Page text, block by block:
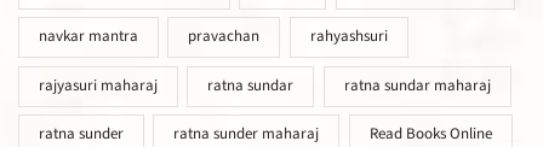
navkar mantra pravachan rahyashsuri
rajyasuri maharaj ratna sundar ratna sundar maharaj
ratna sunder ratna sunder maharaj Read Books Online